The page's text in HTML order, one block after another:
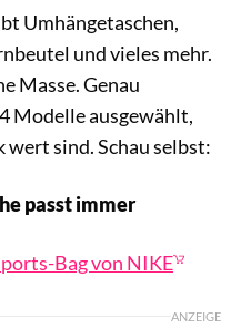
Umhängetaschen,
und vieles mehr.
Masse. Genau
Modelle ausgewählt,
wert sind. Schau selbst:
passt immer
Bag von NIKE
ANZEIGE